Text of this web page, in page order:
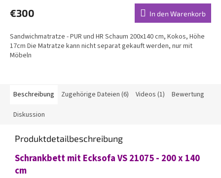
€300 In den Warenkorb
Sandwichmatratze - PUR und HR Schaum 200x140 cm, Kokos, Höhe
17cm Die Matratze kann nicht separat gekauft werden, nur mit
Möbeln
Beschreibung Zugehörige Dateien (6) Videos (1) Bewertung
Diskussion
Produktdetailbeschreibung
Schrankbett mit Ecksofa VS 21075 - 200 x 140
cm